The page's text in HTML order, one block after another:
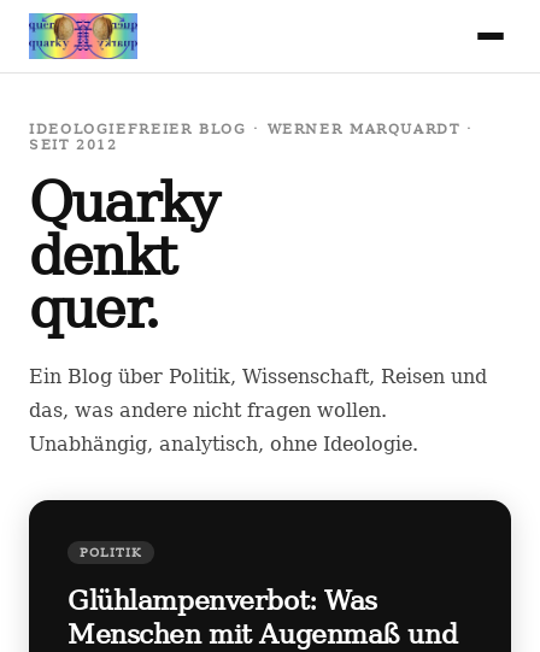
IDEOLOGIEFREIER BLOG · WERNER MARQUARDT ·
SEIT 2012
Quarky
denkt
quer.
Ein Blog über Politik, Wissenschaft, Reisen und
das, was andere nicht fragen wollen.
Unabhängig, analytisch, ohne Ideologie.
POLITIK
Glühlampenverbot: Was
Menschen mit Augenmaß und